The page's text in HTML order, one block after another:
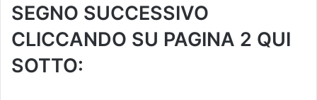
SEGNO SUCCESSIVO
CLICCANDO SU PAGINA 2 QUI
SOTTO: